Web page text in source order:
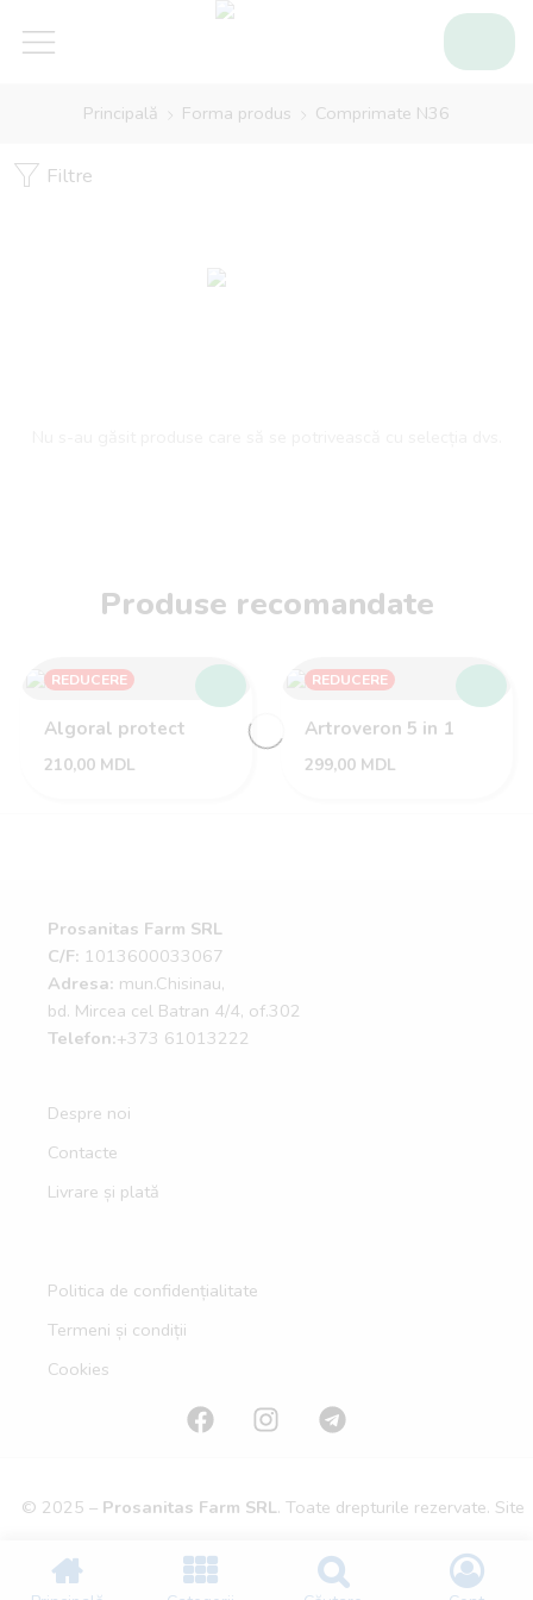
Principală Forma produs Comprimate N36
Filtre
Produse recomandate
REDUCERE
Algoral protect
210,00 MDL
REDUCERE
Artroveron 5 in 1
299,00 MDL
Prosanitas Farm SRL
C/F: 1013600033067
Adresa: mun.Chisinau,
bd. Mircea cel Batran 4/4, of.302
Telefon:+373 61013222
Despre noi
Contacte
Livrare și plată
Politica de confidențialitate
Termeni și condiții
Cookies
© 2025 – Prosanitas Farm SRL. Toate drepturile rezervate. Site
realizat de PROwebdesign